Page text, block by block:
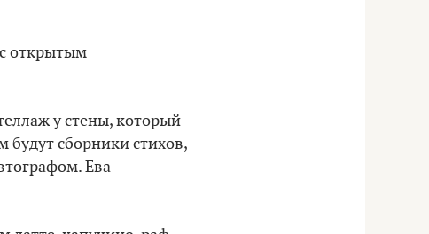
с открытым
у стены, который
сборники стихов,
Ева